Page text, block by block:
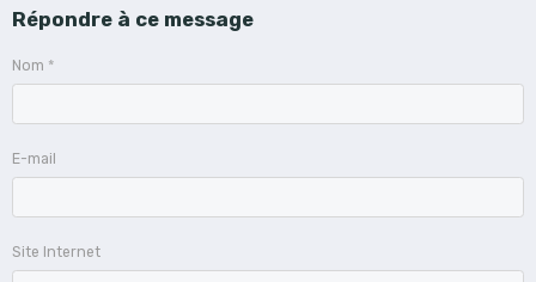
Répondre à ce message
Nom
E-mail
Site Internet